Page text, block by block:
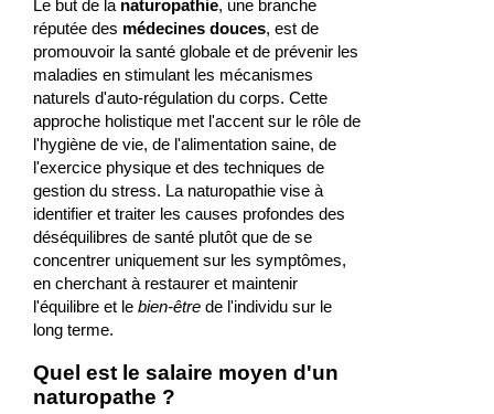
Le but de la naturopathie, une branche
réputée des médecines douces, est de
promouvoir la santé globale et de prévenir les
maladies en stimulant les mécanismes
naturels d'auto-régulation du corps. Cette
approche holistique met l'accent sur le rôle de
l'hygiène de vie, de l'alimentation saine, de
l'exercice physique et des techniques de
gestion du stress. La naturopathie vise à
identifier et traiter les causes profondes des
déséquilibres de santé plutôt que de se
concentrer uniquement sur les symptômes,
en cherchant à restaurer et maintenir
l'équilibre et le bien-êtrede l'individu sur le
long terme.
Quel est le salaire moyen d'un
naturopathe ?